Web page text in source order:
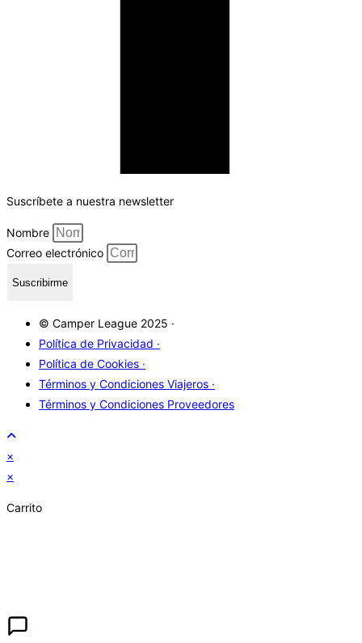
Suscríbete a nuestra newsletter
Nombre
Correo electrónico
Suscribirme
© Camper League 2025 ·
Política de Privacidad ·
Política de Cookies ·
Términos y Condiciones Viajeros ·
Términos y Condiciones Proveedores
×
×
Carrito